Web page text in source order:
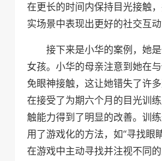
在更长的时间内保持目光接触
实场景中表现出更好的社交互动
接下来是小华的案例，她
女孩。小华的母亲注意到她在
免眼神接触，这让她错失了许多
在接受了为期六个月的目光训
触能力得到了明显的改善。训
用了游戏化的方法，如“寻找眼
在游戏中主动寻找并注视不同